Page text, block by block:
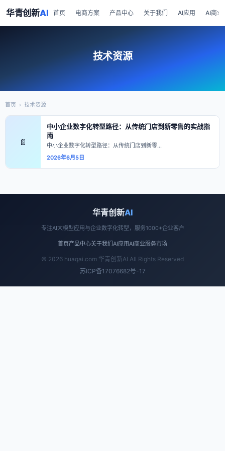
华青创新AI 首页 电商方案 产品中心 关于我们 AI应用 AI商业
技术资源
首页 › 技术资源
📄
中小企业数字化转型路径：从传统门店到新零售的实战指
南
中小企业数字化转型路径：从传统门店到新零…
2026年6月5日
华青创新AI
专注AI大模型应用与企业数字化转型，服务1000+企业客户
首页产品中心关于我们 AI应用AI商业服务市场
© 2026 huaqai.com 华青创新AI All Rights Reserved
苏ICP备17076682号-17